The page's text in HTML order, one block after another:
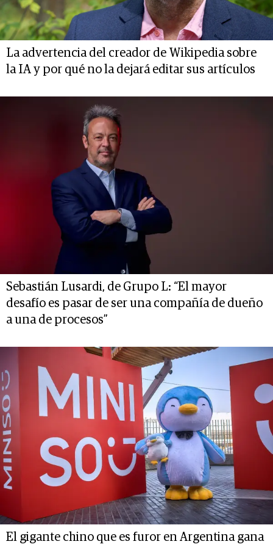
La advertencia del creador de Wikipedia sobre
la IA y por qué no la dejará editar sus artículos
Sebastián Lusardi, de Grupo L: “El mayor
desafío es pasar de ser una compañía de dueño
a una de procesos”
El gigante chino que es furor en Argentina gana